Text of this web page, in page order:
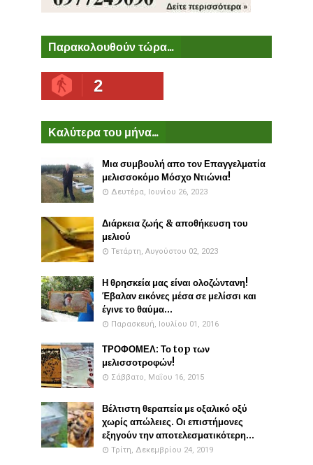
Παρακολουθούν τώρα...
2
Καλύτερα του μήνα...
Μια συμβουλή απο τον Επαγγελματία
μελισσοκόμο Μόσχο Ντιώνια!
Δευτέρα, Ιουνίου 26, 2023
Διάρκεια ζωής & αποθήκευση του
μελιού
Τετάρτη, Αυγούστου 02, 2023
Η θρησκεία μας είναι ολοζώντανη!
Έβαλαν εικόνες μέσα σε μελίσσι και
έγινε το θαύμα...
Παρασκευή, Ιουλίου 01, 2016
ΤΡΟΦΟΜΕΛ: Το top των
μελισσοτροφών!
Σάββατο, Μαΐου 16, 2015
Βέλτιστη θεραπεία με οξαλικό οξύ
χωρίς απώλειες. Οι επιστήμονες
εξηγούν την αποτελεσματικότερη...
Τρίτη, Δεκεμβρίου 24, 2019